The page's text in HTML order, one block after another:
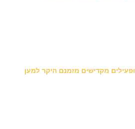
מתנדבים ופעילים מקדישים מזמנם היקר למען